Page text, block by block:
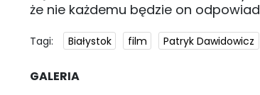
że nie każdemu będzie on
Tagi: Białystok film Patryk Dawidowicz
GALERIA